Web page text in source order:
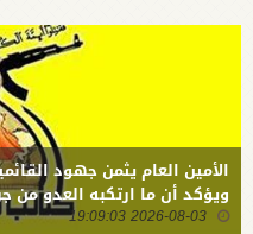
الأمين العام يثمن جهود
ويؤكد أن ما ارتكبه العدو من
بالسلاح وتطويره لردع كل من
2026-08-03 19:09:03